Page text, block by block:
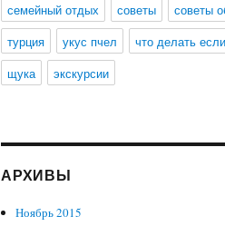
семейный отдых
советы советы
турция
укус пчел
что делать
щука
экскурсии
АРХИВЫ
Ноябрь 2015